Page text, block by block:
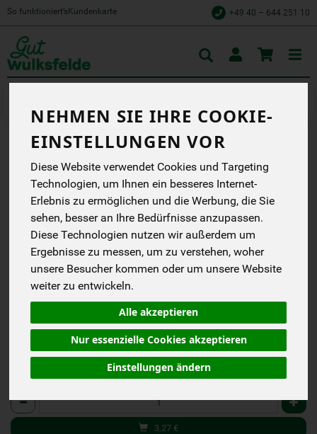
NEHMEN SIE IHRE COOKIE-
EINSTELLUNGEN VOR
Diese Website verwendet Cookies und Targeting
Technologien, um Ihnen ein besseres Internet-
Erlebnis zu ermöglichen und die Werbung, die Sie
sehen, besser an Ihre Bedürfnisse anzupassen.
Diese Technologien nutzen wir außerdem um
Ergebnisse zu messen, um zu verstehen, woher
unsere Besucher kommen oder um unsere Website
weiter zu entwickeln.
Alle akzeptieren
Nur essenzielle Cookies akzeptieren
Einstellungen ändern
So funktioniert’s Kundenkarte +49 40 – 644 251 10
HÄHNCHENFLÜGEL 4 STK
CA. 300 G
EG
3,27 € * / Stk
10,90 € / kg
(10,90 € / kg)
inkl. 7% MwSt.
Stück
Anzahl
3,27 €
Toggle
cart